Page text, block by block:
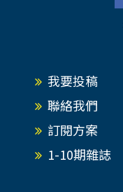
我要投稿
聯絡我們
訂閱方案
1-10期雜誌